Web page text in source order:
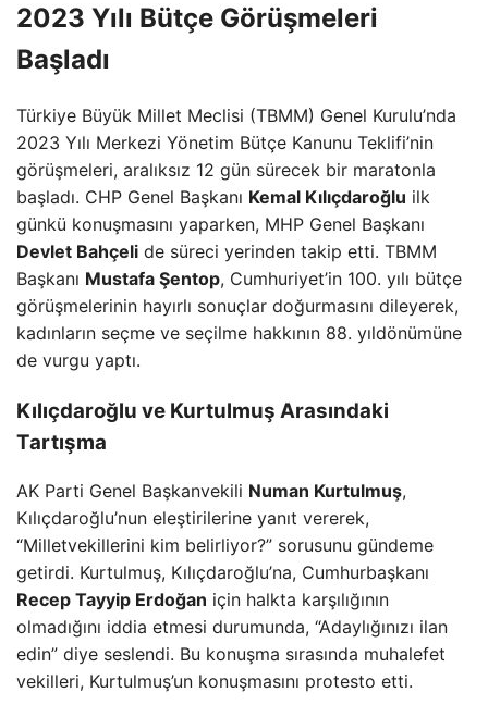
2023 Yılı Bütçe Görüşmeleri
Başladı
Türkiye Büyük Millet Meclisi (TBMM) Genel Kurulu’nda
2023 Yılı Merkezi Yönetim Bütçe Kanunu Teklifi’nin
görüşmeleri, aralıksız 12 gün sürecek bir maratonla
başladı. CHP Genel Başkanı Kemal Kılıçdaroğlu ilk
günkü konuşmasını yaparken, MHP Genel Başkanı
Devlet Bahçeli de süreci yerinden takip etti. TBMM
Başkanı Mustafa Şentop, Cumhuriyet’in 100. yılı bütçe
görüşmelerinin hayırlı sonuçlar doğurmasını dileyerek,
kadınların seçme ve seçilme hakkının 88. yıldönümüne
de vurgu yaptı.
Kılıçdaroğlu ve Kurtulmuş Arasındaki
Tartışma
AK Parti Genel Başkanvekili Numan Kurtulmuş,
Kılıçdaroğlu’nun eleştirilerine yanıt vererek,
“Milletvekillerini kim belirliyor?” sorusunu gündeme
getirdi. Kurtulmuş, Kılıçdaroğlu’na, Cumhurbaşkanı
Recep Tayyip Erdoğan için halkta karşılığının
olmadığını iddia etmesi durumunda, “Adaylığınızı ilan
edin” diye seslendi. Bu konuşma sırasında muhalefet
vekilleri, Kurtulmuş’un konuşmasını protesto etti.